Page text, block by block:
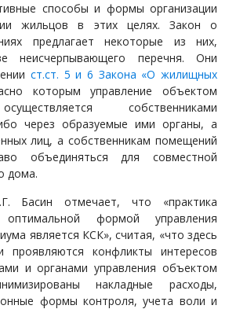
способы и формы организации
жильцов в этих целях. Закон о
предлагает некоторые из них,
неисчерпывающего перечня. Они
ст.ст. 5 и 6 Закона «О жилищных
которым управление объектом
собственниками
через образуемые ими органы, а
лиц, а собственникам помещений
объединяться для совместной
дома.
Басин отмечает, что «практика
формой управления
является КСК», считая, «что здесь
проявляются конфликты интересов
и органами управления объектом
накладные расходы,
формы контроля, учета воли и